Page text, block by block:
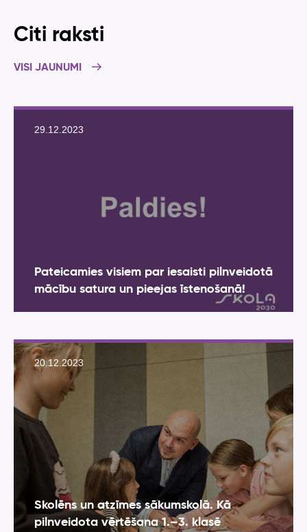
Citi raksti
VISI JAUNUMI
29.12.2023
Pateicamies visiem par iesaisti pilnveidotā
mācību satura un pieejas īstenošanā!
20.12.2023
Skolēns un atzīmes sākumskolā. Kā
pilnveidota vērtēšana 1.–3. klasē